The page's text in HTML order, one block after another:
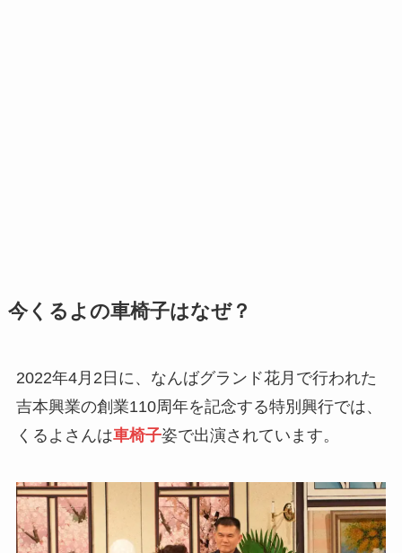
今くるよの車椅子はなぜ？
2022年4月2日に、なんばグランド花月で行われた
吉本興業の創業110周年を記念する特別興行では、
くるよさんは車椅子姿で出演されています。